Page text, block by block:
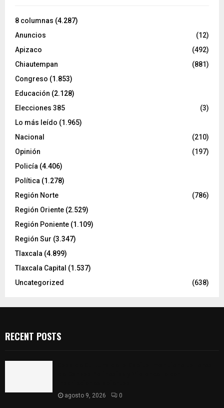
8 columnas (4.287)
Anuncios
(12)
Apizaco
(492)
Chiautempan
(881)
Congreso (1.853)
Educación (2.128)
Elecciones 385
(3)
Lo más leído (1.965)
Nacional
(210)
Opinión
(197)
Policía (4.406)
Política (1.278)
Región Norte
(786)
Región Oriente (2.529)
Región Poniente (1.109)
Región Sur (3.347)
Tlaxcala (4.899)
Tlaxcala Capital (1.537)
Uncategorized
(638)
RECENT POSTS
agosto 9, 2026 0